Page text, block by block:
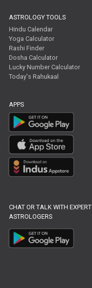
ASTROLOGY TOOLS
Hindu Calendar
Yoga Calculator
Rashi Finder
Dosha Calculator
Lucky Number Calculator
Today's Rahukaal
APPS
CHAT OR TALK WITH EXPERT
ASTROLOGERS